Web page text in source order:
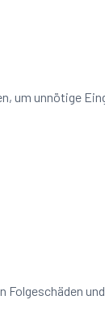
um unnötige
Folgeschäden